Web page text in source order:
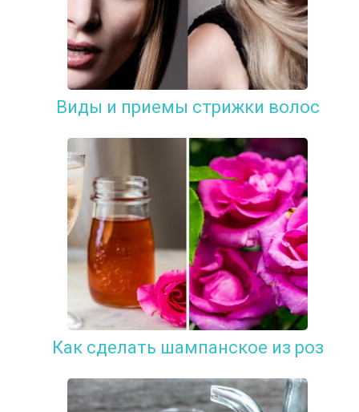
Виды и приемы стрижки волос
Как сделать шампанское из роз